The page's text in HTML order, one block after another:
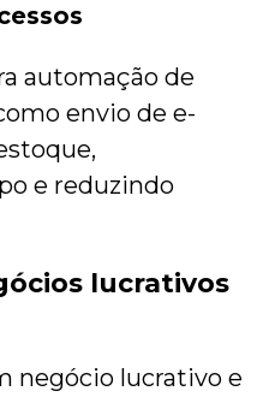
automação de
envio de e-
e reduzindo
lucrativos
negócio lucrativo e